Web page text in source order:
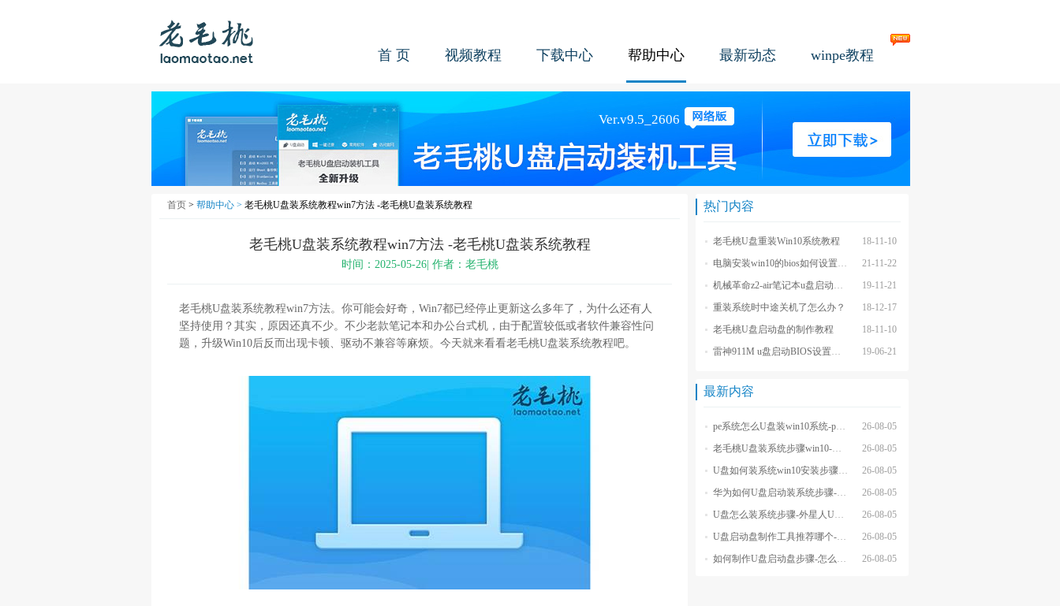
首 页 视频教程 下载中心 帮助中心 最新动态 winpe教程
首页 > 帮助中心 > 老毛桃U盘装系统教程win7方法 -老毛桃U盘装系统教程
老毛桃U盘装系统教程win7方法 -老毛桃U盘装系统教程
时间：2025-05-26| 作者：老毛桃
老毛桃U盘装系统教程win7方法。你可能会好奇，Win7都已经停止更新这么多年了，为什么还有人
坚持使用？其实，原因还真不少。不少老款笔记本和办公台式机，由于配置较低或者软件兼容性问
题，升级Win10后反而出现卡顿、驱动不兼容等麻烦。今天就来看看老毛桃U盘装系统教程吧。
热门内容
18-11-10
老毛桃U盘重装Win10系统教程
21-11-22
电脑安装win10的bios如何设置u盘图文教程
19-11-21
机械革命z2-air笔记本u盘启动BIOS设置教程
18-12-17
重装系统时中途关机了怎么办？
18-11-10
老毛桃U盘启动盘的制作教程
19-06-21
雷神911M u盘启动BIOS设置教程
最新内容
26-08-05
pe系统怎么U盘装win10系统-pe系统怎么u盘装系统win10
26-08-05
老毛桃U盘装系统步骤win10-老毛桃U盘重装系统步骤win10
26-08-05
U盘如何装系统win10安装步骤-U盘装系统win10安装操作
26-08-05
华为如何U盘启动装系统步骤-怎么U盘启动装系统步骤
26-08-05
U盘怎么装系统步骤-外星人U盘装系统步骤
26-08-05
U盘启动盘制作工具推荐哪个-U盘启动盘制作工具软件哪个好
26-08-05
如何制作U盘启动盘步骤-怎么制作U盘启动盘步骤